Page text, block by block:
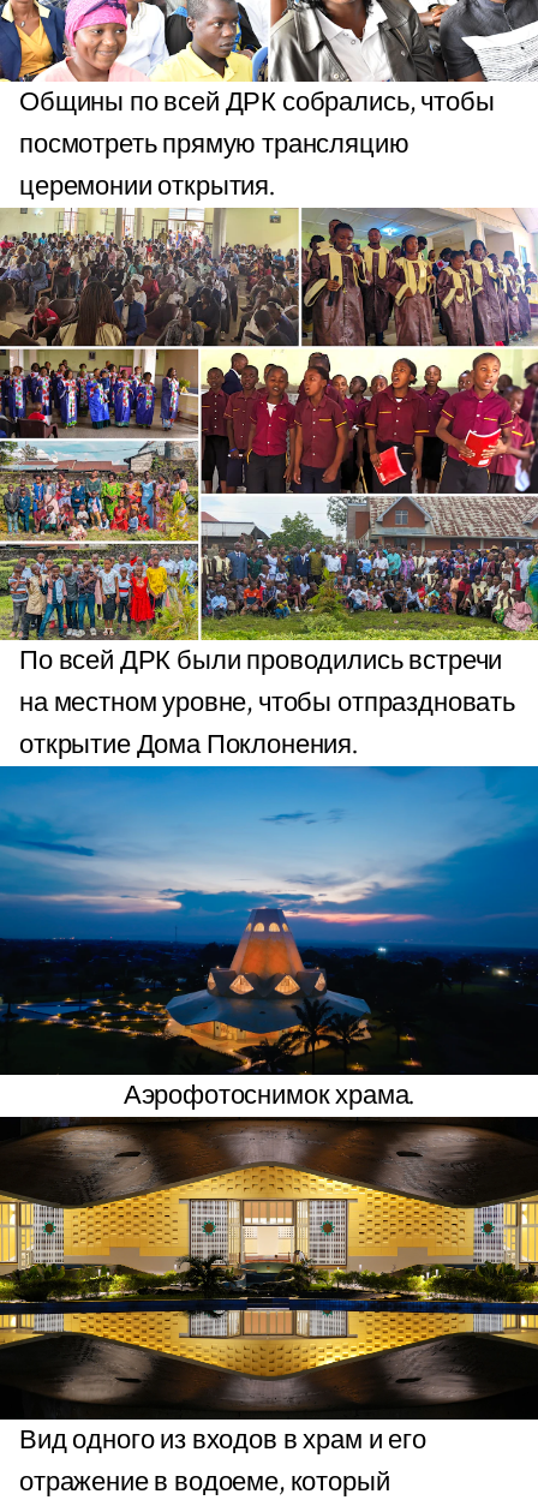
Общины по всей ДРК собрались, чтобы
посмотреть прямую трансляцию
церемонии открытия.
По всей ДРК были проводились встречи
на местном уровне, чтобы отпраздновать
открытие Дома Поклонения.
Аэрофотоснимок храма.
Вид одного из входов в храм и его
отражение в водоеме, который